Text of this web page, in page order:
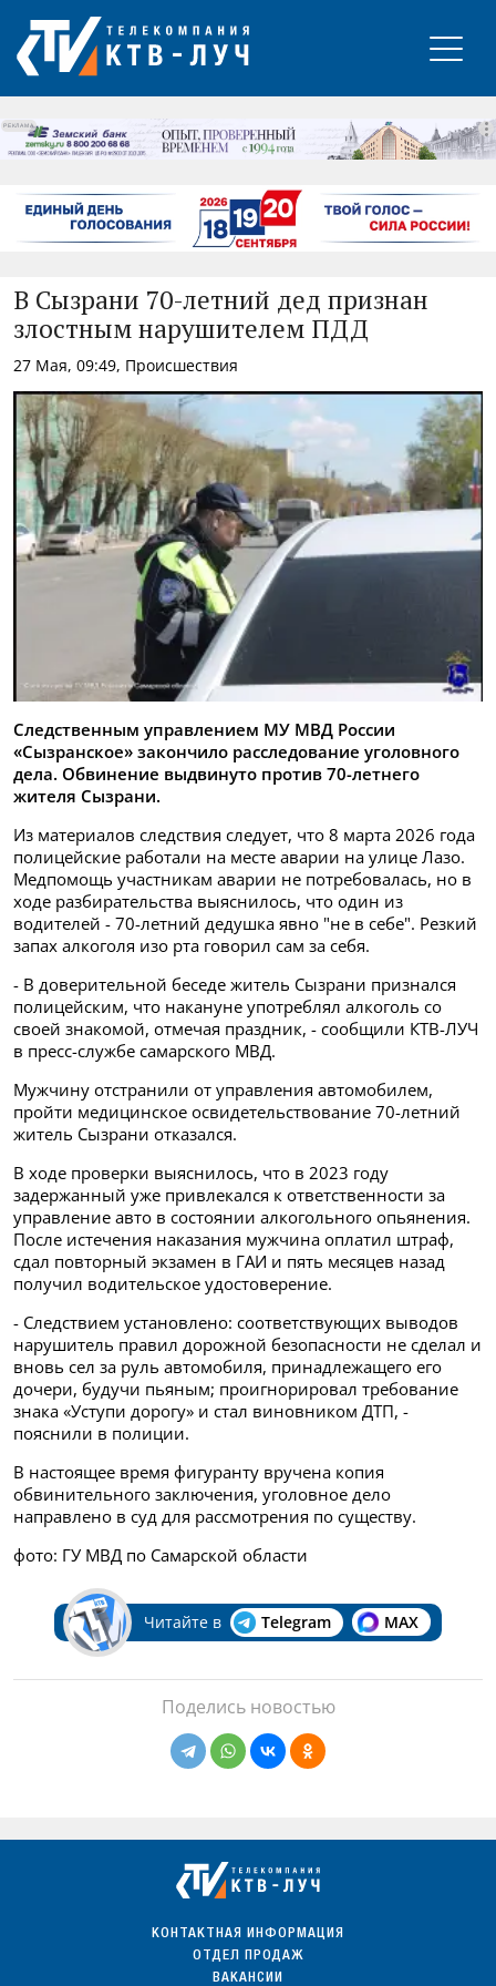
РЕКЛАМА
В Сызрани 70-летний дед признан
злостным нарушителем ПДД
27 Мая, 09:49, Происшествия
Следственным управлением МУ МВД России
«Сызранское» закончило расследование уголовного
дела. Обвинение выдвинуто против 70-летнего
жителя Сызрани.
Из материалов следствия следует, что 8 марта 2026 года
полицейские работали на месте аварии на улице Лазо.
Медпомощь участникам аварии не потребовалась, но в
ходе разбирательства выяснилось, что один из
водителей - 70-летний дедушка явно "не в себе". Резкий
запах алкоголя изо рта говорил сам за себя.
- В доверительной беседе житель Сызрани признался
полицейским, что накануне употреблял алкоголь со
своей знакомой, отмечая праздник, - сообщили КТВ-ЛУЧ
в пресс-службе самарского МВД.
Мужчину отстранили от управления автомобилем,
пройти медицинское освидетельствование 70-летний
житель Сызрани отказался.
В ходе проверки выяснилось, что в 2023 году
задержанный уже привлекался к ответственности за
управление авто в состоянии алкогольного опьянения.
После истечения наказания мужчина оплатил штраф,
сдал повторный экзамен в ГАИ и пять месяцев назад
получил водительское удостоверение.
- Следствием установлено: соответствующих выводов
нарушитель правил дорожной безопасности не сделал и
вновь сел за руль автомобиля, принадлежащего его
дочери, будучи пьяным; проигнорировал требование
знака «Уступи дорогу» и стал виновником ДТП, -
пояснили в полиции.
В настоящее время фигуранту вручена копия
обвинительного заключения, уголовное дело
направлено в суд для рассмотрения по существу.
фото: ГУ МВД по Самарской области
Читайте в Telegram MAX
Поделись новостью
КОНТАКТНАЯ ИНФОРМАЦИЯ
ОТДЕЛ ПРОДАЖ
ВАКАНСИИ